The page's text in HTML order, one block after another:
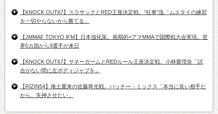
【KNOCK OUT67】スラサックとRED王座決定戦、“狂拳”迅「ムエタイの練習
を一切やらないから勝てる」
【JMMAF TOKYO IFM】日本強化策。画期的=アマMMAで国際戦大会実現。世
界5カ国から9選手が来日
【KNOCK OUT67】サネーガームとREDルール王座決定戦、小林愛理奈「試
合がない間に左ボディジャブを」
【RIZIN54】捲土重来の佐藤将光戦、パッチー・ミックス「本当に良い相手だ
から、失神させたい」